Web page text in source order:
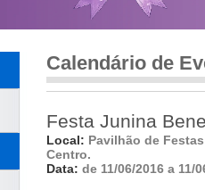
Calendário de
Festa Junina
Local: Pavilhão de
Centro.
Data: de 11/06/2016 a 11/